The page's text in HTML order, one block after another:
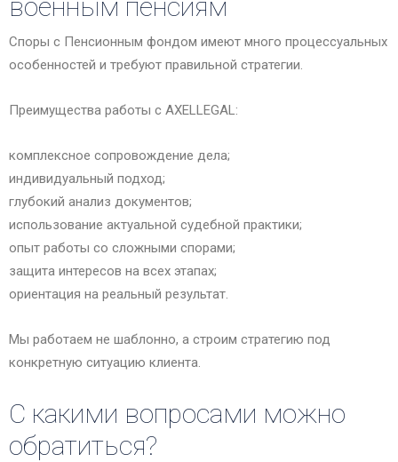
военным пенсиям
Споры с Пенсионным фондом имеют много процессуальных
особенностей и требуют правильной стратегии.
Преимущества работы с AXELLEGAL:
комплексное сопровождение дела;
индивидуальный подход;
глубокий анализ документов;
использование актуальной судебной практики;
опыт работы со сложными спорами;
защита интересов на всех этапах;
ориентация на реальный результат.
Мы работаем не шаблонно, а строим стратегию под
конкретную ситуацию клиента.
С какими вопросами можно
обратиться?